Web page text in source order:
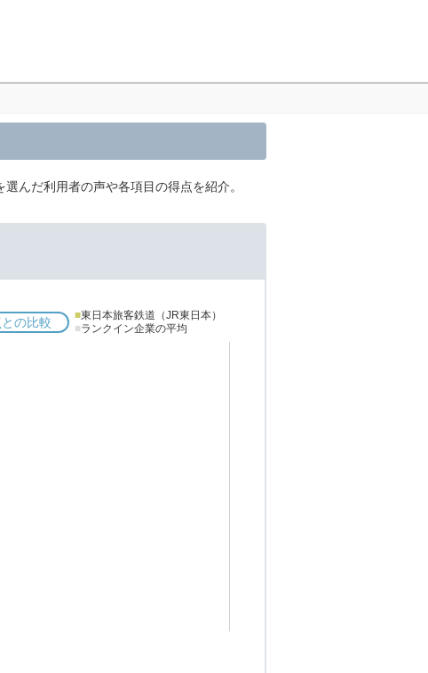
んだ利用者の声や各項目の得点を紹介。
の比較 ■東日本旅客鉄道（JR東日本）
■ランクイン企業の平均